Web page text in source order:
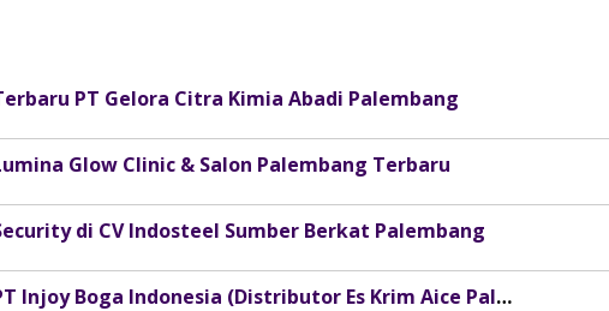
PT Gelora Citra Kimia Abadi Palembang
Glow Clinic & Salon Palembang Terbaru
di CV Indosteel Sumber Berkat Palembang
Lowongan Kerja PT Injoy Boga Indonesia (Distributor Es Krim Aice Palembang)